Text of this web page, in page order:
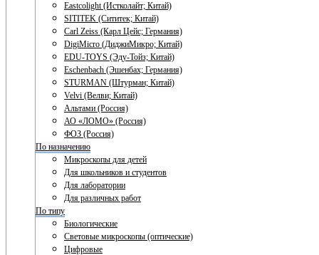
Eastcolight (Истколайт; Китай)
SITITEK (Сититек; Китай)
Carl Zeiss (Карл Цейс; Германия)
DigiMicro (ДиджиМикро; Китай)
EDU-TOYS (Эду-Тойз; Китай)
Eschenbach (Эшенбах; Германия)
STURMAN (Штурман; Китай)
Velvi (Велви; Китай)
Альтами (Россия)
АО «ЛОМО» (Россия)
ФОЗ (Россия)
По назначению
Микроскопы для детей
Для школьников и студентов
Для лаборатории
Для различных работ
По типу
Биологические
Световые микроскопы (оптические)
Цифровые